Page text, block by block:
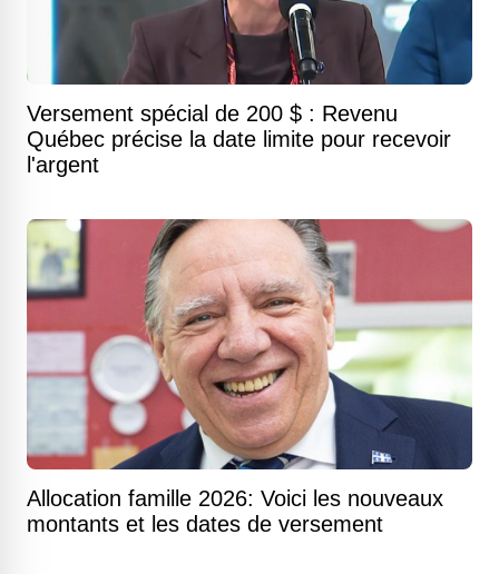
Versement spécial de 200 $ : Revenu
Québec précise la date limite pour recevoir
l'argent
Allocation famille 2026: Voici les nouveaux
montants et les dates de versement